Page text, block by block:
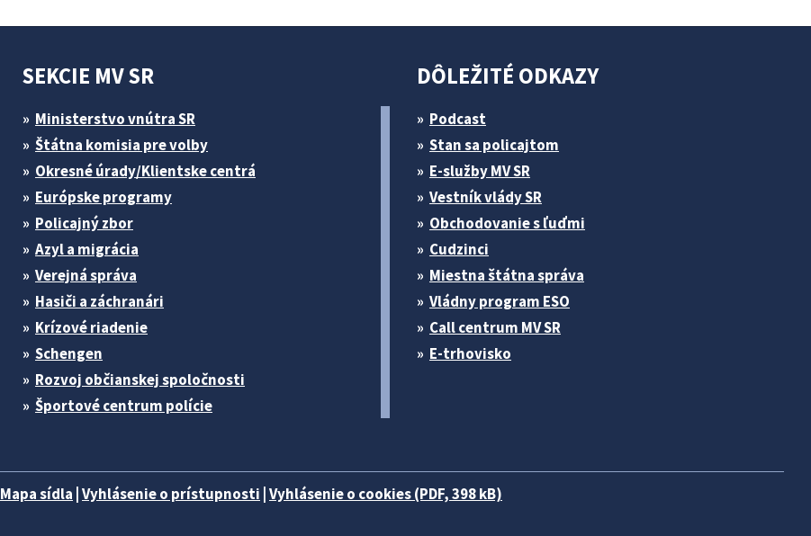
SEKCIE MV SR
Ministerstvo vnútra SR
Štátna komisia pre volby
Okresné úrady/Klientske centrá
Európske programy
Policajný zbor
Azyl a migrácia
Verejná správa
Hasiči a záchranári
Krízové riadenie
Schengen
Rozvoj občianskej spoločnosti
Športové centrum polície
DÔLEŽITÉ ODKAZY
Podcast
Stan sa policajtom
E-služby MV SR
Vestník vlády SR
Obchodovanie s ľuďmi
Cudzinci
Miestna štátna správa
Vládny program ESO
Call centrum MV SR
E-trhovisko
Mapa sídla Vyhlásenie o prístupnosti Vyhlásenie o cookies (PDF, 398 kB)